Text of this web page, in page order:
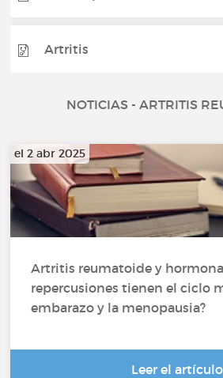
Artritis
NOTICIAS - ARTRITIS
el 2 abr 2025
Artritis reumatoide y
repercusiones tienen el ciclo
embarazo y la menopausia?
Leer el artículo